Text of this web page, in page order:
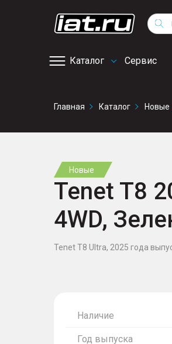
Каталог Сервис
сервис
Снегоходы
Квадроциклы
Главная Каталог Новые
Новые
Tenet T8
4WD,
Tenet T8 Ultra, 2025 года
Наличие
Год выпуска